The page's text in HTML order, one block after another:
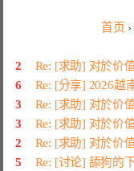
首页 ›
2
Re: [求助] 对於价
6
Re: [分享] 2026越
3
Re: [求助] 对於价
3
Re: [求助] 对於价
2
Re: [求助] 对於价
5
Re: [讨论] 舔狗的